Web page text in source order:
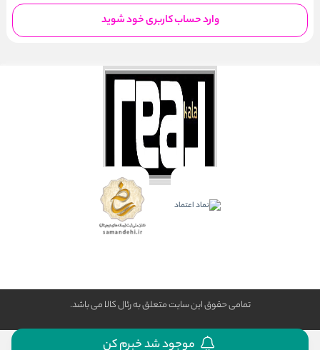
وارد حساب کاربری خود شوید
تمامی حقوق این سایت متعلق به رئال كالا می باشد.